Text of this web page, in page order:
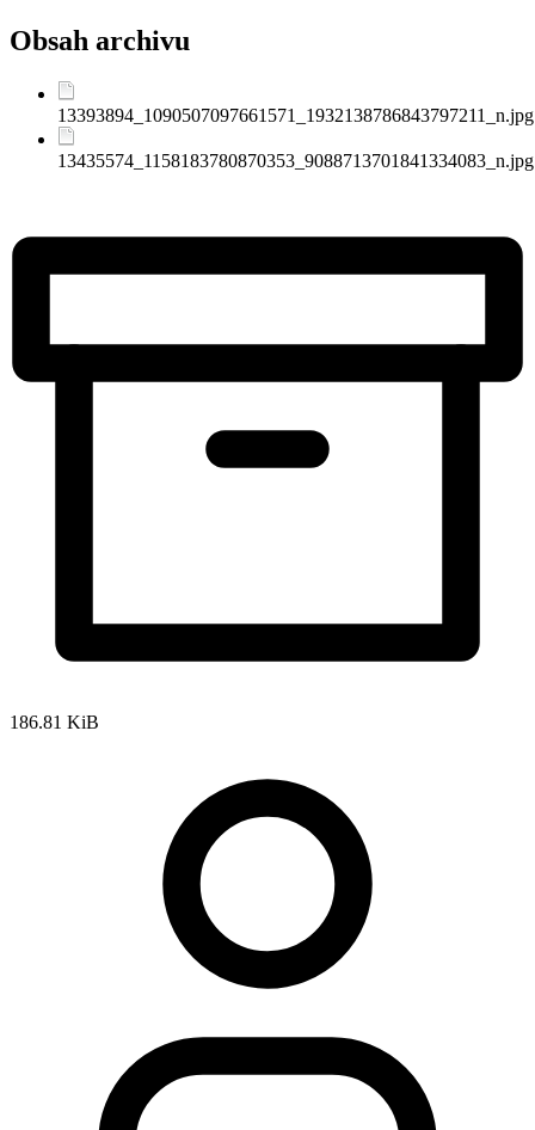
Obsah archivu
13393894_1090507097661571_1932138786843797211_n.jpg
13435574_1158183780870353_9088713701841334083_n.jpg
186.81 KiB